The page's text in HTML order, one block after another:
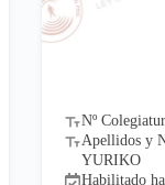
Nº
Apellidos y
YURIKO
Habilitado